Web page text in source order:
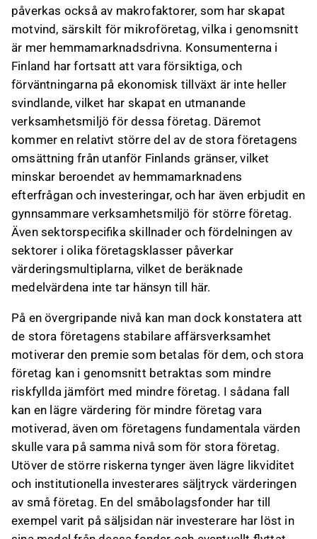
påverkas också av makrofaktorer, som har skapat
motvind, särskilt för mikroföretag, vilka i genomsnitt
är mer hemmamarknadsdrivna. Konsumenterna i
Finland har fortsatt att vara försiktiga, och
förväntningarna på ekonomisk tillväxt är inte heller
svindlande, vilket har skapat en utmanande
verksamhetsmiljö för dessa företag. Däremot
kommer en relativt större del av de stora företagens
omsättning från utanför Finlands gränser, vilket
minskar beroendet av hemmamarknadens
efterfrågan och investeringar, och har även erbjudit en
gynnsammare verksamhetsmiljö för större företag.
Även sektorspecifika skillnader och fördelningen av
sektorer i olika företagsklasser påverkar
värderingsmultiplarna, vilket de beräknade
medelvärdena inte tar hänsyn till här.
På en övergripande nivå kan man dock konstatera att
de stora företagens stabilare affärsverksamhet
motiverar den premie som betalas för dem, och stora
företag kan i genomsnitt betraktas som mindre
riskfyllda jämfört med mindre företag. I sådana fall
kan en lägre värdering för mindre företag vara
motiverad, även om företagens fundamentala värden
skulle vara på samma nivå som för stora företag.
Utöver de större riskerna tynger även lägre likviditet
och institutionella investerares säljtryck värderingen
av små företag. En del småbolagsfonder har till
exempel varit på säljsidan när investerare har löst in